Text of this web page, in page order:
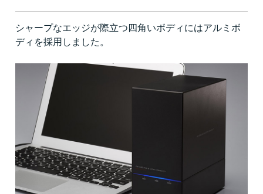
シャープなエッジが際立つ四角いボディにはアルミボ
ディを採用しました。